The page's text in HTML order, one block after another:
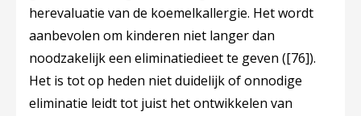
herevaluatie van de koemelkallergie. Het wordt
aanbevolen om kinderen niet langer dan
noodzakelijk een eliminatiedieet te geven ([76]).
Het is tot op heden niet duidelijk of onnodige
eliminatie leidt tot juist het ontwikkelen van